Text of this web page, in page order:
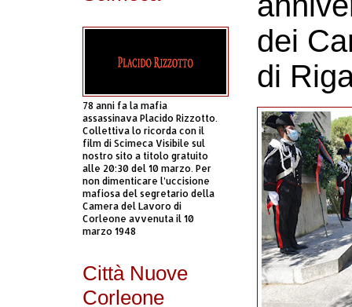
dei
di
78 anni fa la mafia
assassinava Placido Rizzotto.
Collettiva lo ricorda con il
film di Scimeca Visibile sul
nostro sito a titolo gratuito
alle 20:30 del 10 marzo. Per
non dimenticare l’uccisione
mafiosa del segretario della
Camera del Lavoro di
Corleone avvenuta il 10
marzo 1948
Città Nuove
Corleone